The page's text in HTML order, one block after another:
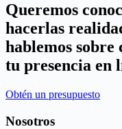
Queremos
hacerlas
hablemos sobre
tu presencia en
Obtén un presupuesto
Nosotros